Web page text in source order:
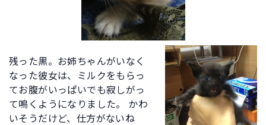
残った黒。お姉ちゃんがいなく
なった彼女は、ミルクをもらっ
てお腹がいっぱいでも寂しがっ
て鳴くようになりました。 かわ
いそうだけど、仕方がないね